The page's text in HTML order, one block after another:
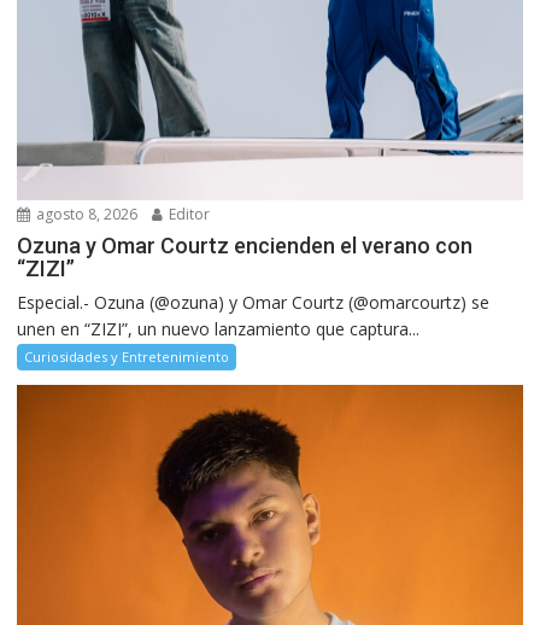
agosto 8, 2026 Editor
Ozuna y Omar Courtz encienden el verano con
“ZIZI”
Especial.- Ozuna (@ozuna) y Omar Courtz (@omarcourtz) se
unen en “ZIZI”, un nuevo lanzamiento que captura...
Curiosidades y Entretenimiento